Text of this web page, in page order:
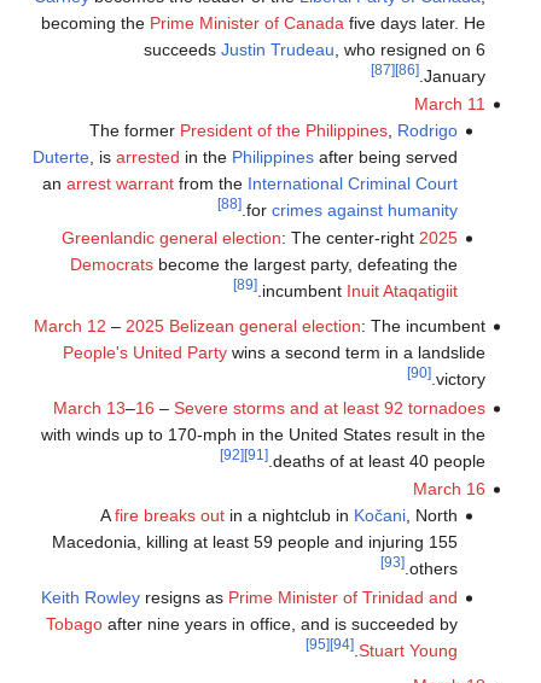
becoming the Prime Minister of Canada five days later. He
succeeds Justin Trudeau , who resigned on 6
January.
[86]
[87]
March 11
The former President of the Philippines Rodrigo
Duterte , isarrested in the Philippines after being served
anarrest warrant from the International Criminal Court
forcrimes against humanity
.
[88]
2025 Greenlandic general election
: The center-right
Democrats become the largest party, defeating the
incumbent Inuit Ataqatigiit
.
[89]
March 12 – 2025 Belizean general election: The incumbent
People's United Partywins a second term in a landslide
victory.
[90]
March 13–16 – Severe storms and at least 92 tornadoes
with winds up to 170-mph in the United States result in the
deaths of at least 40 people.
[91]
[92]
March 16
Afire breaks out in a nightclub in Kočani, North
Macedonia, killing at least 59 people and injuring 155
others.
[93]
Keith Rowley resigns as Prime Minister of Trinidad and
Tobago after nine years in office, and is succeeded by
Stuart Young
.
[94]
[95]